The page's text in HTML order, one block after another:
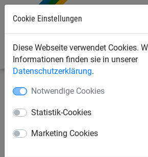
Cookie Einstellungen
Diese Webseite verwendet Cookies.
Informationen finden sie in unserer
Datenschutzerklärung.
Notwendige Cookies
Statistik-Cookies
Marketing Cookies
Seilspielgeräte Seilparcours "Haiger"
Standpfosten